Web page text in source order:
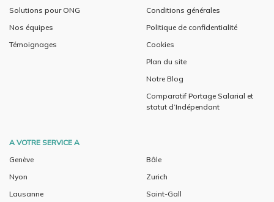
Solutions pour ONG
Nos équipes
Témoignages
Conditions générales
Politique de confidentialité
Cookies
Plan du site
Notre Blog
Comparatif Portage Salarial et
statut d’Indépendant
A VOTRE SERVICE A
Genève
Nyon
Lausanne
Bâle
Zurich
Saint-Gall